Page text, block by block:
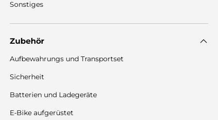
Sonstiges
Zubehör
Aufbewahrungs und Transportset
Sicherheit
Batterien und Ladegeräte
E-Bike aufgerüstet